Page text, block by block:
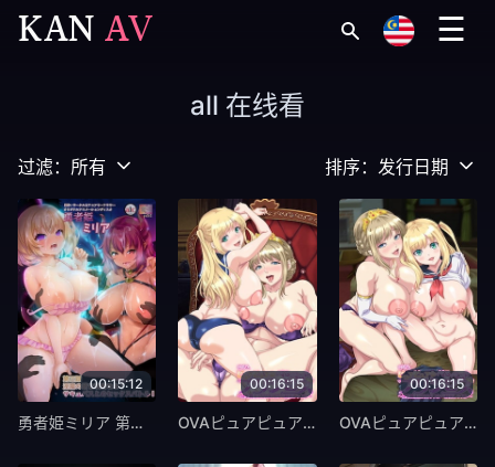
KANAV ☰
all 在线看
过滤： 所有 排序： 发行日期
00:15:12
勇者姫ミリア 第三話 淫魔の塔を攻略せよ！ サキュバスとのセックスバトル！ [中文字幕]
00:16:15
OVAピュアピュア ぺろぺろ プリンセス ＃2 [中文字幕]
00:16:15
OVAピュアピュア ぺろぺろ プリンセス ＃1 [中文字幕]